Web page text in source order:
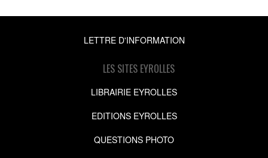
LETTRE D'INFORMATION
LES SITES EYROLLES
LIBRAIRIE EYROLLES
EDITIONS EYROLLES
QUESTIONS PHOTO